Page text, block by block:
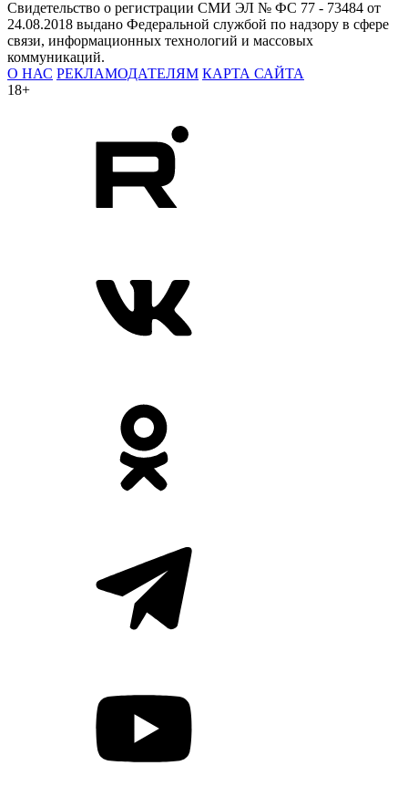
Свидетельство о регистрации СМИ ЭЛ № ФС 77 - 73484 от
24.08.2018 выдано Федеральной службой по надзору в сфере
связи, информационных технологий и массовых
коммуникаций.
О НАС РЕКЛАМОДАТЕЛЯМ КАРТА САЙТА
18+